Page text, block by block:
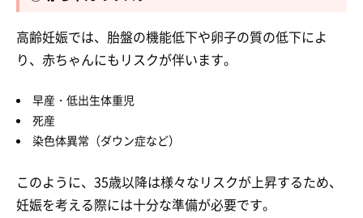
高齢妊娠では、胎盤の機能低下や卵子の質の低下によ
り、赤ちゃんにもリスクが伴います。
早産・低出生体重児
死産
染色体異常（ダウン症など）
このように、35歳以降は様々なリスクが上昇するため、
妊娠を考える際には十分な準備が必要です。